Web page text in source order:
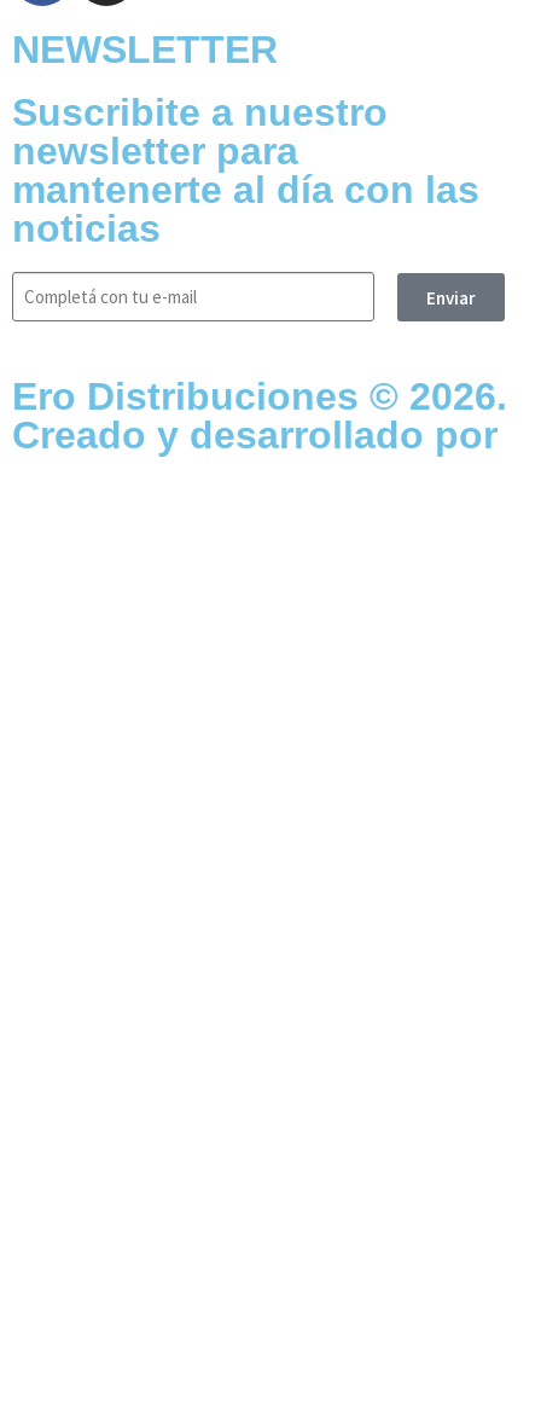
NEWSLETTER
Suscribite a nuestro
newsletter para
mantenerte al día con las
noticias
Enviar
Ero Distribuciones © 2026.
Creado y desarrollado por